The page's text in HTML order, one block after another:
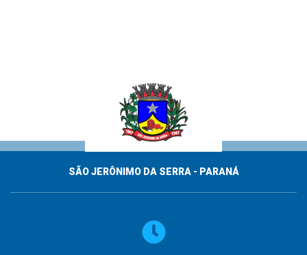
SÃO JERÔNIMO DA SERRA - PARANÁ